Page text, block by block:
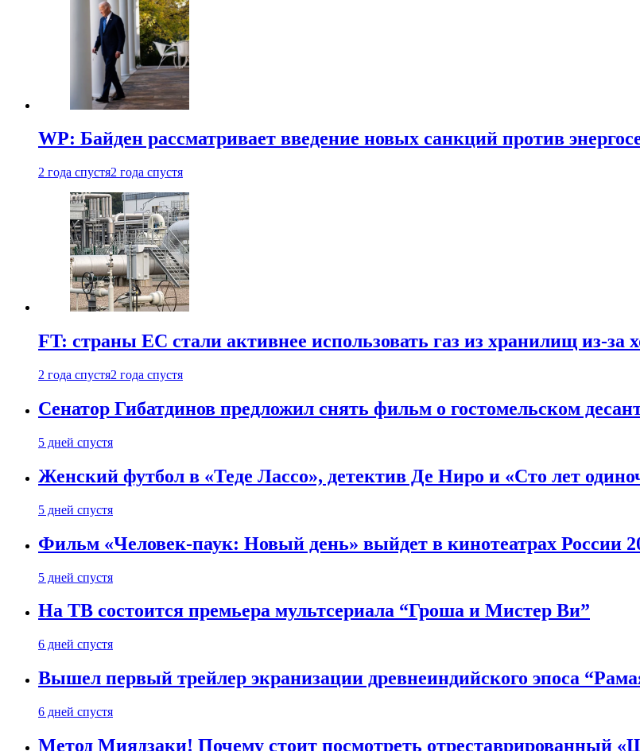
WP: Байден рассматривает введение новых санкций против
2 года спустя2 года спустя
FT: страны ЕС стали активнее использовать газ из хранилищ из-за
2 года спустя2 года спустя
Сенатор Гибатдинов предложил снять фильм о гостомельском
5 дней спустя
Женский футбол в «Теде Лассо», детектив Де Ниро и «Сто лет
5 дней спустя
Фильм «Человек-паук: Новый день» выйдет в кинотеатрах России
5 дней спустя
На ТВ состоится премьера мультсериала “Гроша и Мистер Ви”
6 дней спустя
Вышел первый трейлер экранизации древнеиндийского эпоса
6 дней спустя
Метод Миядзаки! Почему стоит посмотреть отреставрированный